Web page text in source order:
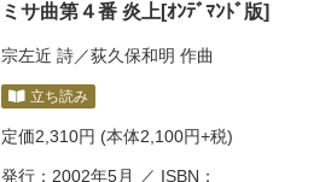
ミサ曲第４番 炎上[ｵﾝﾃﾞﾏﾝﾄﾞ版]
宗左近 詩／荻久保和明 作曲
立ち読み
定価2,310円 (本体2,100円+税)
発行：2002年5月 ／ ISBN：